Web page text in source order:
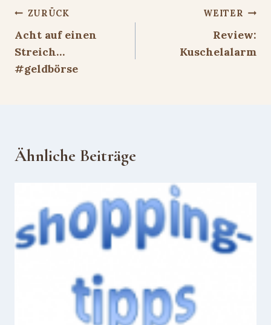
Beitragsnavigation
ZURÜCK
Acht auf einen
Streich…
#geldbörse
WEITER
Review:
Kuschelalarm
Ähnliche Beiträge